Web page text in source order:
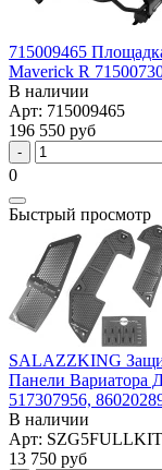
715009465
Maverick R
В наличии
Арт: 715009465
196 550 руб
0
Быстрый просмотр
SALAZZKING
Панели Вариатора
517307956,
В наличии
Арт: SZG5FULLKIT
13 750 руб